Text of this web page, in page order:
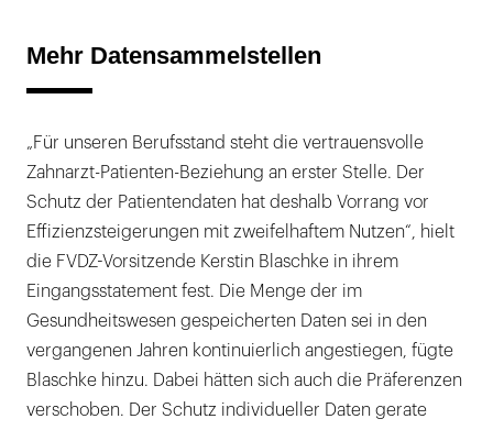
E.
Buchholz
Mehr Datensammelstellen
„Für unseren Berufsstand steht die vertrauensvolle
Zahnarzt-Patienten-Beziehung an erster Stelle. Der
Schutz der Patientendaten hat deshalb Vorrang vor
Effizienzsteigerungen mit zweifelhaftem Nutzen“, hielt
die FVDZ-Vorsitzende Kerstin Blaschke in ihrem
Eingangsstatement fest. Die Menge der im
Gesundheitswesen gespeicherten Daten sei in den
vergangenen Jahren kontinuierlich angestiegen, fügte
Blaschke hinzu. Dabei hätten sich auch die Präferenzen
verschoben. Der Schutz individueller Daten gerate